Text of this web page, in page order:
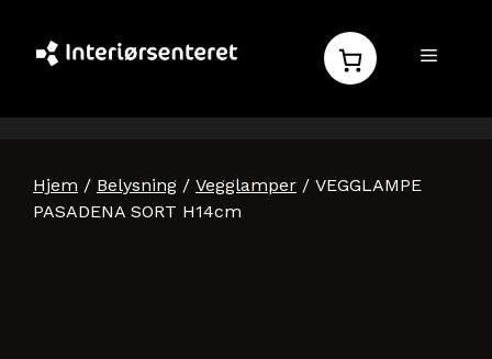
innhold
MENY
Hjem / Belysning / Vegglamper / VEGGLAMPE
PASADENA SORT H14cm